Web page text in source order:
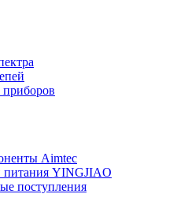
Aimtec
питания YINGJIAO
поступления